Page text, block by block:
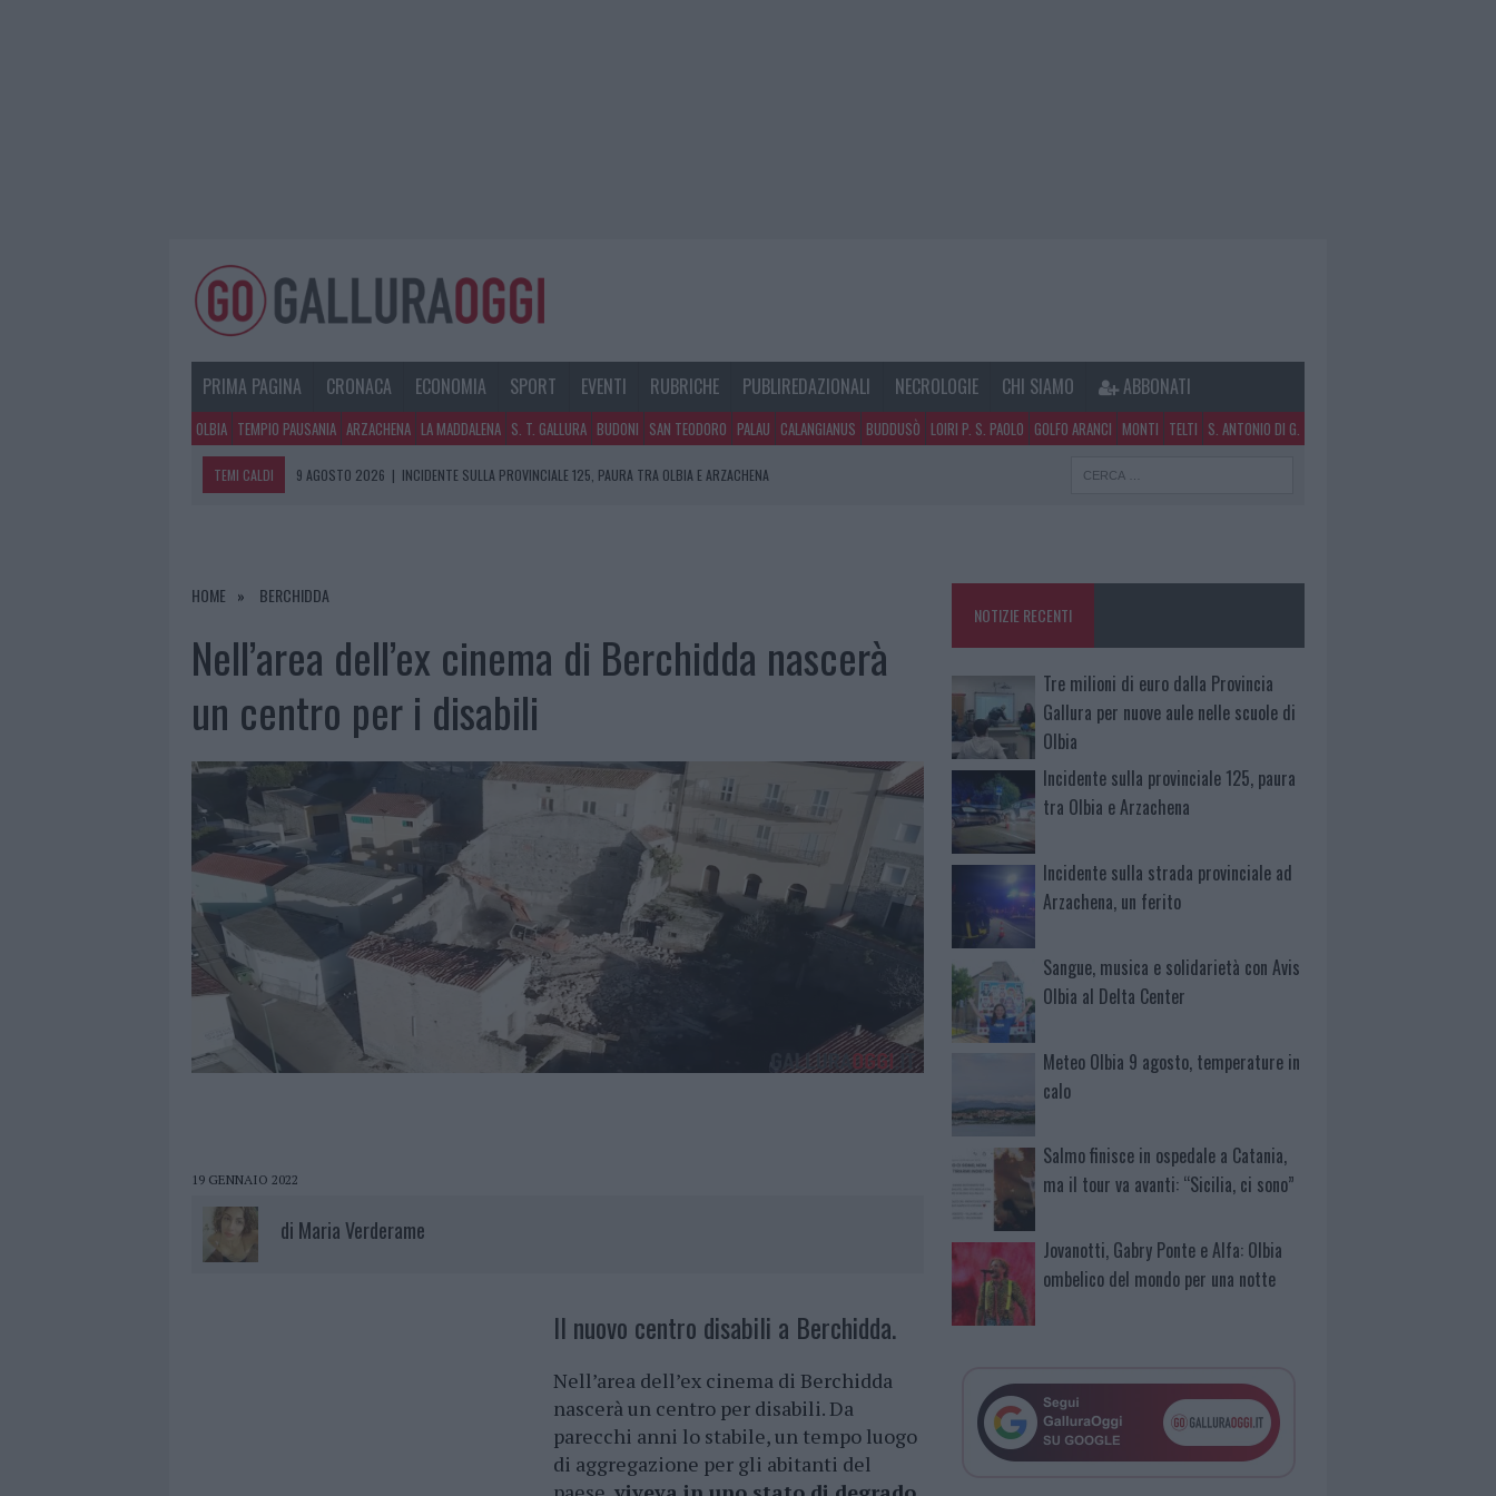
PRIMA PAGINA CRONACA ECONOMIA SPORT EVENTI RUBRICHE PUBLIREDAZIONALI NECROLOGIE CHI SIAMO ABBONATI
OLBIA TEMPIO PAUSANIA ARZACHENA LA MADDALENA S. T. GALLURA BUDONI SAN TEODORO PALAU CALANGIANUS BUDDUSÒ LOIRI P. S. PAOLO GOLFO ARANCI MONTI TELTI S. ANTONIO DI G.
TEMI CALDI 9 AGOSTO 2026 | INCIDENTE SULLA PROVINCIALE 125, PAURA TRA OLBIA E ARZACHENA
8 AGOSTO 2026 |
METEO OLBIA 9 AGOSTO, TEMPERATURE IN CALO
HOME BERCHIDDA
Nell’area dell’ex cinema di Berchidda nascerà
un centro per i disabili
19 GENNAIO 2022
di Maria Verderame
Il nuovo centro disabili a Berchidda.
Nell’area dell’ex cinema di Berchidda
nascerà un centro per disabili. Da
parecchi anni lo stabile, un tempo luogo
di aggregazione per gli abitanti del
NOTIZIE RECENTI
Tre milioni di euro dalla Provincia
Gallura per nuove aule nelle scuole di
Olbia
Incidente sulla provinciale 125, paura
tra Olbia e Arzachena
Incidente sulla strada provinciale ad
Arzachena, un ferito
Sangue, musica e solidarietà con Avis
Olbia al Delta Center
Meteo Olbia 9 agosto, temperature in
calo
Salmo finisce in ospedale a Catania,
ma il tour va avanti: “Sicilia, ci sono”
Jovanotti, Gabry Ponte e Alfa: Olbia
ombelico del mondo per una notte